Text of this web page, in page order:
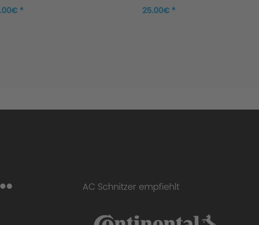
*
25.00€ *
AC Schnitzer empfiehlt